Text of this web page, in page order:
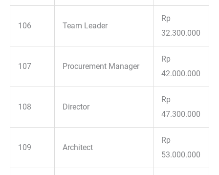
106 Team Leader
Rp
32.300.000
107 Procurement Manager
Rp
42.000.000
108 Director
Rp
47.300.000
109 Architect
Rp
53.000.000